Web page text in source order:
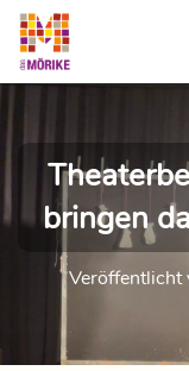
bringen
Veröffentlicht